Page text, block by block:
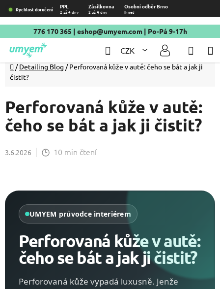
Přejít
na
obsah
Rychlost doručení PPL Zásilkovna Osobní odběr Brno
2 až 4 dny 2 až 4 dny Ihned
776 170 365 | eshop@umyem.com| Po-Pá 9-17h
CZK
Hledat
Domů
/ Detailing Blog / Perforovaná kůže v autě: čeho se bát a jak ji
čistit?
Perforovaná kůže v autě:
čeho se bát a jak ji čistit?
3.6.2026 10 min čtení
UMYEM průvodce interiérem
Perforovaná kůže v autě:
čeho se bát a jak ji čistit?
Perforovaná kůže vypadá luxusně. Jenže